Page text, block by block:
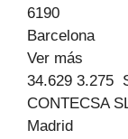
6190
Barcelona
Ver más
34.629 3.275
CONTECSA
Madrid